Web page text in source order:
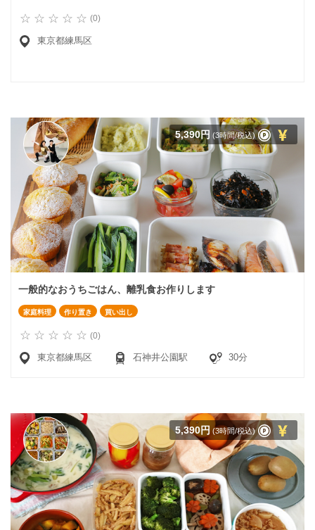
(0)
東京都練馬区
5,390円 (3時間/税込)
一般的なおうちごはん、離乳食お作りします
家庭料理 作り置き 買い出し
(0)
東京都練馬区 石神井公園駅 30分
5,390円 (3時間/税込)